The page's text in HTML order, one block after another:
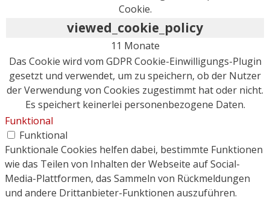
Cookie.
viewed_cookie_policy
11 Monate
Das Cookie wird vom GDPR Cookie-Einwilligungs-Plugin
gesetzt und verwendet, um zu speichern, ob der Nutzer
der Verwendung von Cookies zugestimmt hat oder nicht.
Es speichert keinerlei personenbezogene Daten.
Funktional
Funktional
Funktionale Cookies helfen dabei, bestimmte Funktionen
wie das Teilen von Inhalten der Webseite auf Social-
Media-Plattformen, das Sammeln von Rückmeldungen
und andere Drittanbieter-Funktionen auszuführen.